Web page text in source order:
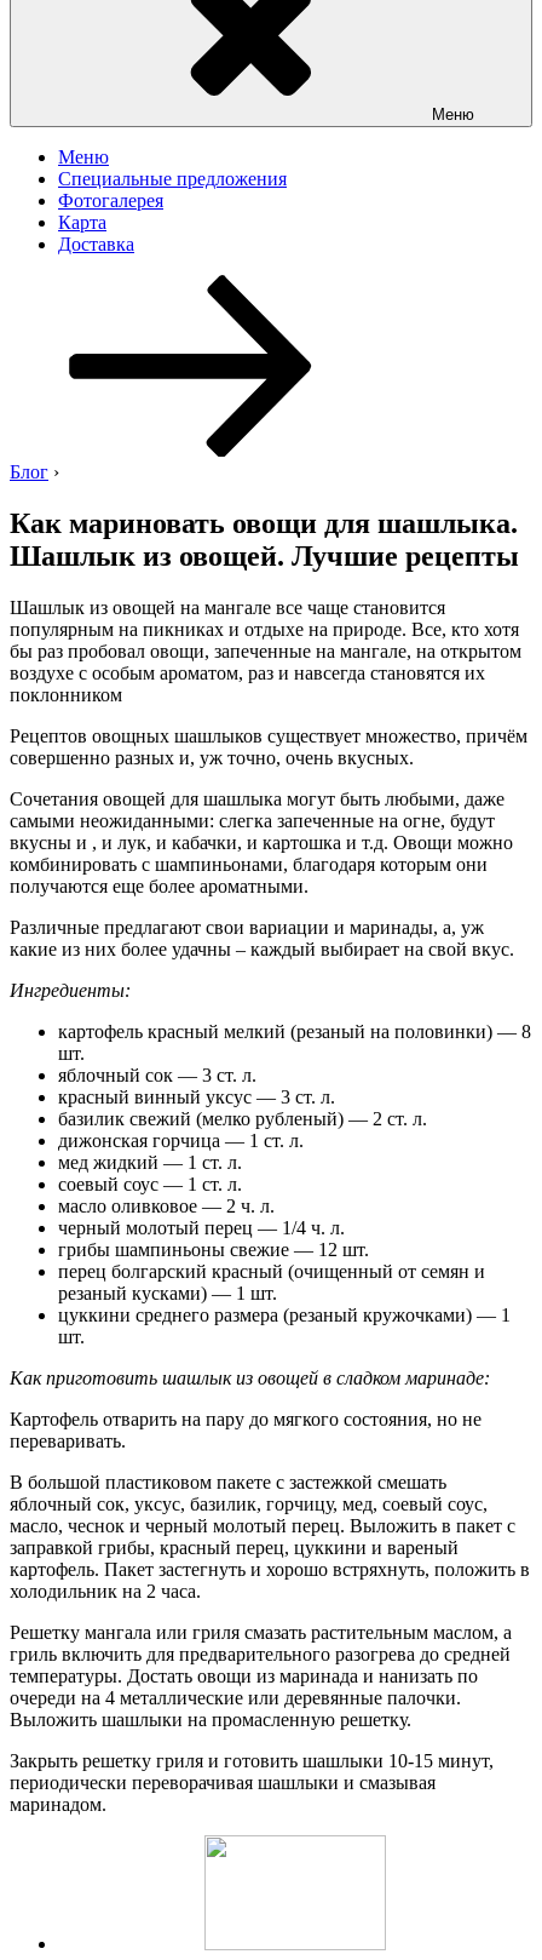
Меню
Меню
Специальные предложения
Фотогалерея
Карта
Доставка
Блог ›
Как мариновать овощи для шашлыка.
Шашлык из овощей. Лучшие рецепты
Шашлык из овощей на мангале все чаще становится
популярным на пикниках и отдыхе на природе. Все, кто хотя
бы раз пробовал овощи, запеченные на мангале, на открытом
воздухе с особым ароматом, раз и навсегда становятся их
поклонником
Рецептов овощных шашлыков существует множество, причём
совершенно разных и, уж точно, очень вкусных.
Сочетания овощей для шашлыка могут быть любыми, даже
самыми неожиданными: слегка запеченные на огне, будут
вкусны и , и лук, и кабачки, и картошка и т.д. Овощи можно
комбинировать с шампиньонами, благодаря которым они
получаются еще более ароматными.
Различные предлагают свои вариации и маринады, а, уж
какие из них более удачны – каждый выбирает на свой вкус.
Ингредиенты:
картофель красный мелкий (резаный на половинки) — 8
шт.
яблочный сок — 3 ст. л.
красный винный уксус — 3 ст. л.
базилик свежий (мелко рубленый) — 2 ст. л.
дижонская горчица — 1 ст. л.
мед жидкий — 1 ст. л.
соевый соус — 1 ст. л.
масло оливковое — 2 ч. л.
черный молотый перец — 1/4 ч. л.
грибы шампиньоны свежие — 12 шт.
перец болгарский красный (очищенный от семян и
резаный кусками) — 1 шт.
цуккини среднего размера (резаный кружочками) — 1
шт.
Как приготовить шашлык из овощей в сладком маринаде:
Картофель отварить на пару до мягкого состояния, но не
переваривать.
В большой пластиковом пакете с застежкой смешать
яблочный сок, уксус, базилик, горчицу, мед, соевый соус,
масло, чеснок и черный молотый перец. Выложить в пакет с
заправкой грибы, красный перец, цуккини и вареный
картофель. Пакет застегнуть и хорошо встряхнуть, положить в
холодильник на 2 часа.
Решетку мангала или гриля смазать растительным маслом, а
гриль включить для предварительного разогрева до средней
температуры. Достать овощи из маринада и нанизать по
очереди на 4 металлические или деревянные палочки.
Выложить шашлыки на промасленную решетку.
Закрыть решетку гриля и готовить шашлыки 10-15 минут,
периодически переворачивая шашлыки и смазывая
маринадом.